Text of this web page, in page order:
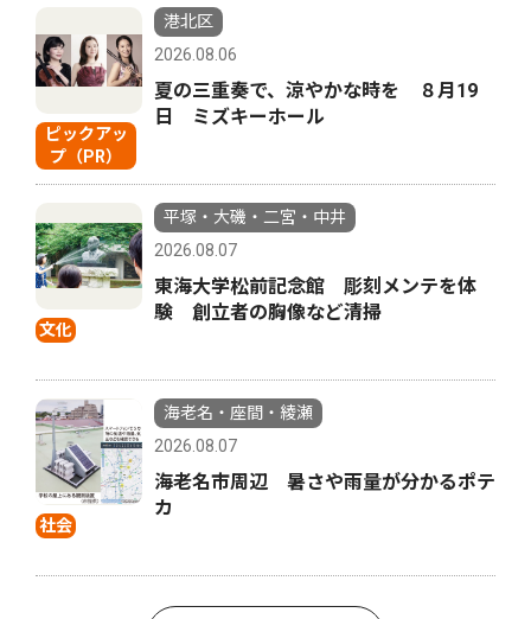
ピックアッ
プ（PR）
港北区
2026.08.06
夏の三重奏で、涼やかな時を ８月19
日 ミズキーホール
文化
平塚・大磯・二宮・中井
2026.08.07
東海大学松前記念館 彫刻メンテを体
験 創立者の胸像など清掃
社会
海老名・座間・綾瀬
2026.08.07
海老名市周辺 暑さや雨量が分かるポテ
カ